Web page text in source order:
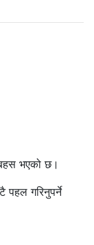
भएको छ।
पहल गरिनुपर्ने